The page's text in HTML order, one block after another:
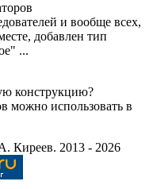
и вообще всех,
добавлен тип
...
конструкцию?
можно использовать в
Киреев. 2013 - 2026